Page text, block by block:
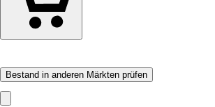
Bestand in anderen Märkten prüfen